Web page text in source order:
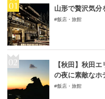
山形で贅沢気分
飯店・旅館
【秋田】秋田
の夜に素敵なホ
飯店・旅館